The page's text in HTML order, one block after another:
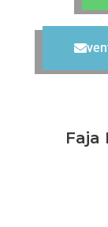
Faja